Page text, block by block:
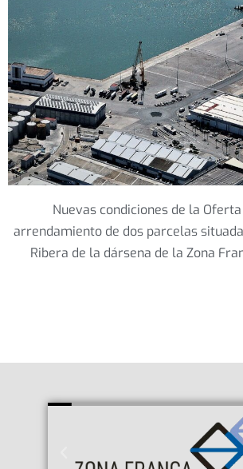
Nuevas condiciones de la
arrendamiento de dos parcelas
Ribera de la dársena de la Zona